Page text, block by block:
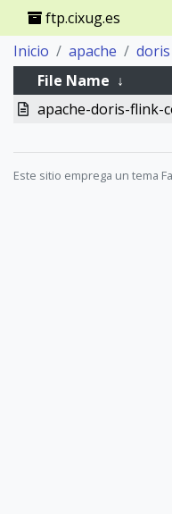
ftp.cixug.es
Inicio
apache doris
File Name ↓
apache-doris-flink-
Este sitio emprega un tema